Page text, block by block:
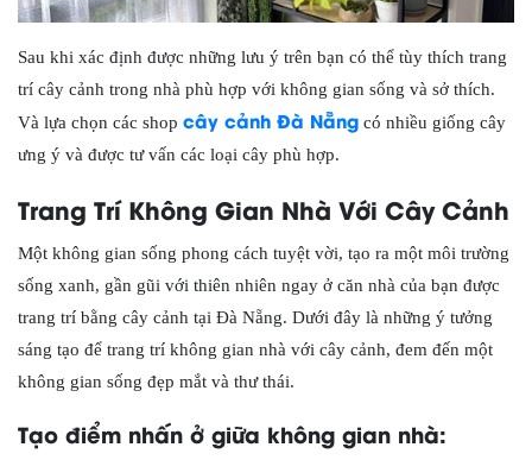
Sau khi xác định được những lưu ý trên bạn có thể tùy thích trang
trí cây cảnh trong nhà phù hợp với không gian sống và sở thích.
Và lựa chọn các shop cây cảnh Đà Nẵng có nhiều giống cây
ưng ý và được tư vấn các loại cây phù hợp.
Trang Trí Không Gian Nhà Với Cây Cảnh
Một không gian sống phong cách tuyệt vời, tạo ra một môi trường
sống xanh, gần gũi với thiên nhiên ngay ở căn nhà của bạn được
trang trí bằng cây cảnh tại Đà Nẵng. Dưới đây là những ý tưởng
sáng tạo để trang trí không gian nhà với cây cảnh, đem đến một
không gian sống đẹp mắt và thư thái.
Tạo điểm nhấn ở giữa không gian nhà: